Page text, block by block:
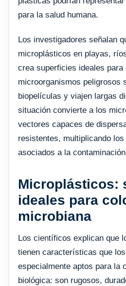
para la salud humana.
Los investigadores señalan
microplásticos en playas,
crea superficies ideales para
microorganismos peligrosos
biopelículas y viajen largas
situación convierte a los
vectores capaces de
resistentes, multiplicando
asociados a la
Microplásticos:
ideales para
microbiana
Los científicos explican que
tienen características que
especialmente aptos para la
biológica: son rugosos,